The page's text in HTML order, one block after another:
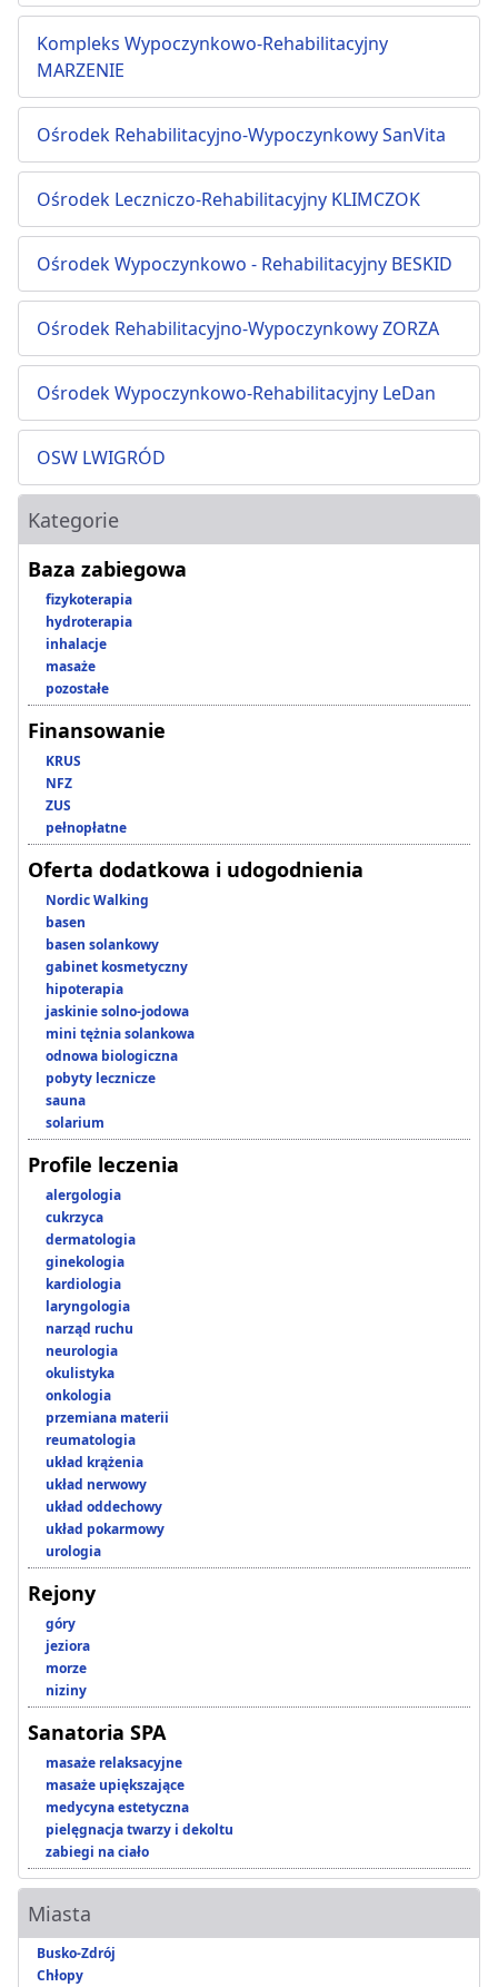
Kompleks Wypoczynkowo-Rehabilitacyjny
MARZENIE
Ośrodek Rehabilitacyjno-Wypoczynkowy SanVita
Ośrodek Leczniczo-Rehabilitacyjny KLIMCZOK
Ośrodek Wypoczynkowo - Rehabilitacyjny BESKID
Ośrodek Rehabilitacyjno-Wypoczynkowy ZORZA
Ośrodek Wypoczynkowo-Rehabilitacyjny LeDan
OSW LWIGRÓD
Kategorie
Baza zabiegowa
fizykoterapia
hydroterapia
inhalacje
masaże
pozostałe
Finansowanie
KRUS
NFZ
ZUS
pełnopłatne
Oferta dodatkowa i udogodnienia
Nordic Walking
basen
basen solankowy
gabinet kosmetyczny
hipoterapia
jaskinie solno-jodowa
mini tężnia solankowa
odnowa biologiczna
pobyty lecznicze
sauna
solarium
Profile leczenia
alergologia
cukrzyca
dermatologia
ginekologia
kardiologia
laryngologia
narząd ruchu
neurologia
okulistyka
onkologia
przemiana materii
reumatologia
układ krążenia
układ nerwowy
układ oddechowy
układ pokarmowy
urologia
Rejony
góry
jeziora
morze
niziny
Sanatoria SPA
masaże relaksacyjne
masaże upiększające
medycyna estetyczna
pielęgnacja twarzy i dekoltu
zabiegi na ciało
Miasta
Busko-Zdrój
Chłopy